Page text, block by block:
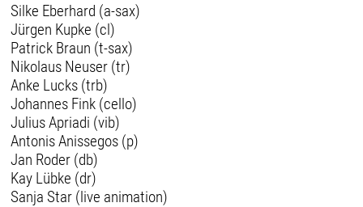
Silke Eberhard (a-sax)
Jürgen Kupke (cl)
Patrick Braun (t-sax)
Nikolaus Neuser (tr)
Anke Lucks (trb)
Johannes Fink (cello)
Julius Apriadi (vib)
Antonis Anissegos (p)
Jan Roder (db)
Kay Lübke (dr)
Sanja Star (live animation)